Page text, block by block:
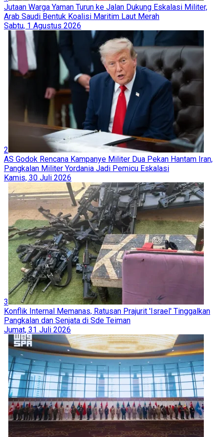
Jutaan Warga Yaman Turun ke Jalan Dukung Eskalasi Militer,
Arab Saudi Bentuk Koalisi Maritim Laut Merah
Sabtu, 1 Agustus 2026
2
AS Godok Rencana Kampanye Militer Dua Pekan Hantam Iran,
Pangkalan Militer Yordania Jadi Pemicu Eskalasi
Kamis, 30 Juli 2026
3
Konflik Internal Memanas, Ratusan Prajurit 'Israel' Tinggalkan
Pangkalan dan Senjata di Sde Teiman
Jumat, 31 Juli 2026